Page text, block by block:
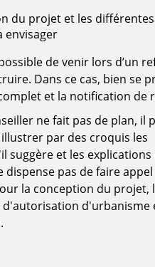
du projet et les différentes
envisager
de venir lors d’un
Dans ce cas, bien se
et la notification de
ne fait pas de plan, il
par des croquis les
suggère et les explications
dispense pas de faire
la conception du projet,
d'urbanisme